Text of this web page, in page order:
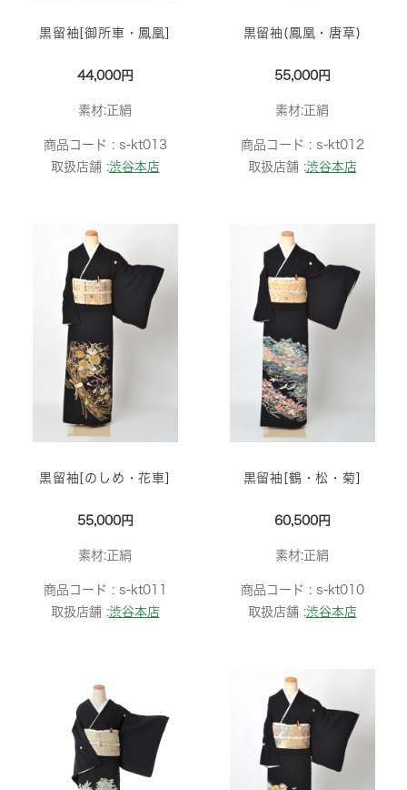
黒留袖[御所車・鳳凰]
44,000円
素材:正絹
商品コード : s-kt013
取扱店舗 :渋谷本店
黒留袖(鳳凰・唐草)
55,000円
素材:正絹
商品コード : s-kt012
取扱店舗 :渋谷本店
黒留袖[のしめ・花車]
55,000円
素材:正絹
商品コード : s-kt011
取扱店舗 :渋谷本店
黒留袖[鶴・松・菊]
60,500円
素材:正絹
商品コード : s-kt010
取扱店舗 :渋谷本店